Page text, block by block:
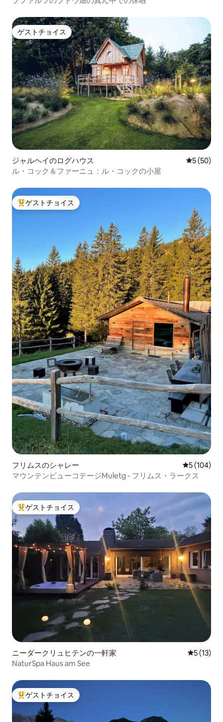
ゲストチョイス
ゲストチョイス
ジャルヘイのログハウス レビュー
5 (50)
ル・コック＆ファーニュ：ル・コックの小屋
大好評のゲストチョイスです。
ゲストチョイス
フリムスのシャレー レビュー
5 (104)
マウンテンビューコテージMuletg - フリムス・ラークス
大好評のゲストチョイスです。
ゲストチョイス
ニーダークリュヒテンの一軒家 レビュー
5 (13)
NaturSpa Haus am See
大好評のゲストチョイスです。
ゲストチョイス